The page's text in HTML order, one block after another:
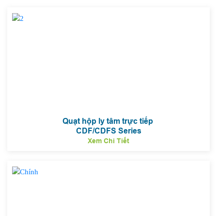
Quạt hộp ly tâm trực tiếp
CDF/CDFS Series
Xem Chi Tiết